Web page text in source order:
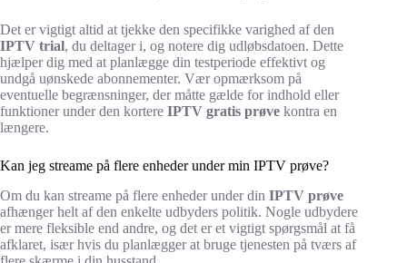
Det er vigtigt altid at tjekke den specifikke varighed af den
IPTV trial, du deltager i, og notere dig udløbsdatoen. Dette
hjælper dig med at planlægge din testperiode effektivt og
undgå uønskede abonnementer. Vær opmærksom på
eventuelle begrænsninger, der måtte gælde for indhold eller
funktioner under den kortere IPTV gratis prøve kontra en
længere.
Kan jeg streame på flere enheder under min IPTV prøve?
Om du kan streame på flere enheder under din IPTV prøve
afhænger helt af den enkelte udbyders politik. Nogle udbydere
er mere fleksible end andre, og det er et vigtigt spørgsmål at få
afklaret, især hvis du planlægger at bruge tjenesten på tværs af